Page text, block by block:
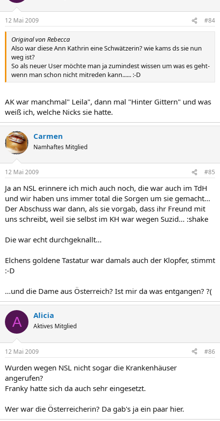
12 Mai 2009 #84
Original von Rebecca
Also war diese Ann Kathrin eine Schwätzerin? wie kams ds sie nun
weg ist?
So als neuer User möchte man ja zumindest wissen um was es geht-
wenn man schon nicht mitreden kann...... :-D
AK war manchmal" Leila", dann mal "Hinter Gittern" und was
weiß ich, welche Nicks sie hatte.
Carmen
Namhaftes Mitglied
12 Mai 2009 #85
Ja an NSL erinnere ich mich auch noch, die war auch im TdH
und wir haben uns immer total die Sorgen um sie gemacht...
Der Abschuss war dann, als sie vorgab, dass ihr Freund mit
uns schreibt, weil sie selbst im KH war wegen Suzid... :shake
Die war echt durchgeknallt...
Elchens goldene Tastatur war damals auch der Klopfer, stimmt
:-D
...und die Dame aus Österreich? Ist mir da was entgangen? ?(
A Alicia
Aktives Mitglied
12 Mai 2009 #86
Wurden wegen NSL nicht sogar die Krankenhäuser
angerufen?
Franky hatte sich da auch sehr eingesetzt.
Wer war die Österreicherin? Da gab's ja ein paar hier.